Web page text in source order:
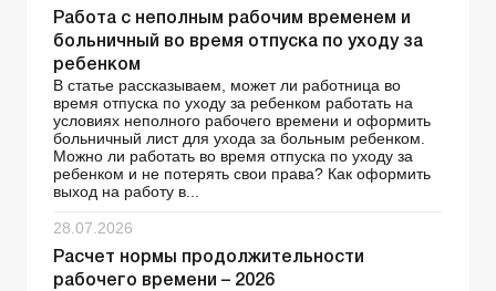
Работа с неполным рабочим временем и
больничный во время отпуска по уходу за
ребенком
В статье рассказываем, может ли работница во
время отпуска по уходу за ребенком работать на
условиях неполного рабочего времени и оформить
больничный лист для ухода за больным ребенком.
Можно ли работать во время отпуска по уходу за
ребенком и не потерять свои права? Как оформить
выход на работу в...
28.07.2026
Расчет нормы продолжительности
рабочего времени – 2026